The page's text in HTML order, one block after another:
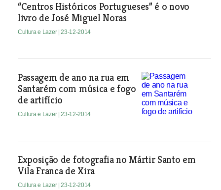
“Centros Históricos Portugueses” é o novo
livro de José Miguel Noras
Cultura e Lazer | 23-12-2014
Passagem de ano na rua em
Santarém com música e fogo
de artifício
Cultura e Lazer | 23-12-2014
Exposição de fotografia no Mártir Santo em
Vila Franca de Xira
Cultura e Lazer | 23-12-2014